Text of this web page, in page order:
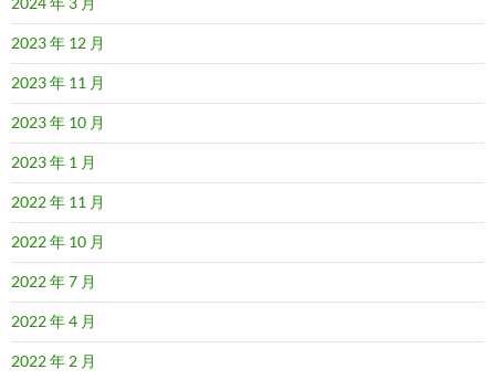
2023 年 12 月
2023 年 11 月
2023 年 10 月
2023 年 1 月
2022 年 11 月
2022 年 10 月
2022 年 7 月
2022 年 4 月
2022 年 2 月